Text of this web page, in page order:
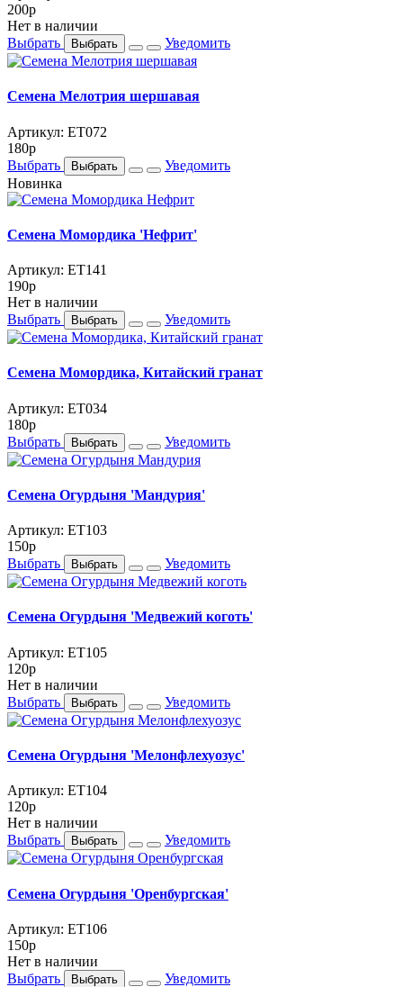
200p
Нет в наличии
Выбрать
Выбрать Уведомить
Семена Мелотрия шершавая
Артикул: ET072
180p
Выбрать
Выбрать
Уведомить
Новинка
Семена Момордика 'Нефрит'
Артикул: ET141
190p
Нет в наличии
Выбрать
Выбрать Уведомить
Семена Момордика, Китайский гранат
Артикул: ET034
180p
Выбрать
Выбрать Уведомить
Семена Огурдыня 'Мандурия'
Артикул: ET103
150p
Выбрать
Выбрать Уведомить
Семена Огурдыня 'Медвежий коготь'
Артикул: ET105
120p
Нет в наличии
Выбрать
Выбрать Уведомить
Семена Огурдыня 'Мелонфлехуозус'
Артикул: ET104
120p
Нет в наличии
Выбрать
Выбрать Уведомить
Семена Огурдыня 'Оренбургская'
Артикул: ET106
150p
Нет в наличии
Выбрать
Выбрать
Уведомить